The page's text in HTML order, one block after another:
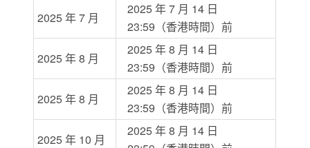
2025 年 7 月
2025 年 7 月 14 日
23:59（香港時間）前
2025 年 8 月
2025 年 8 月 14 日
23:59（香港時間）前
2025 年 8 月
2025 年 8 月 14 日
23:59（香港時間）前
2025 年 10 月
2025 年 8 月 14 日